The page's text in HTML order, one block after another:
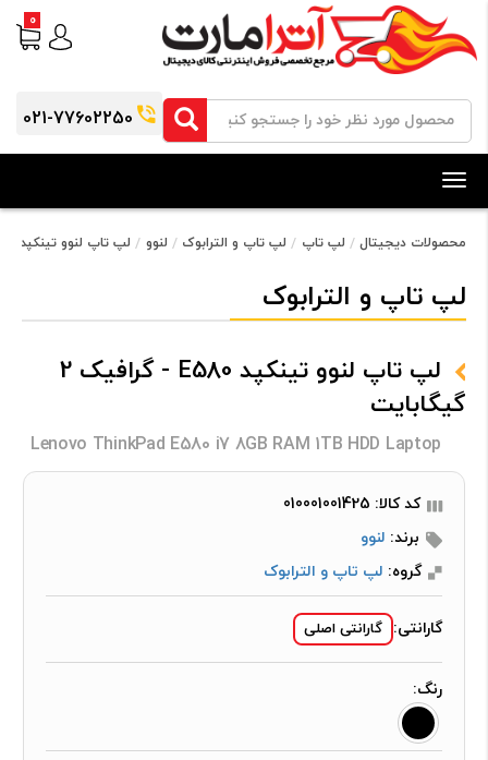
021-77602250
0
Toggle
navigation
محصولات دیجیتال لپ تاپ لپ تاپ و الترابوک لنوو لپ تاپ لنوو تینکپد E580 - گرافیک 2 گیگابایت
لپ تاپ و الترابوک
لپ تاپ لنوو تینکپد E580 - گرافیک 2
گیگابایت
Lenovo ThinkPad E580 i7 8GB RAM 1TB HDD Laptop
کد کالا: 010001001425
برند: لنوو
گروه: لپ تاپ و الترابوک
گارانتی: گارانتی اصلی
رنگ: